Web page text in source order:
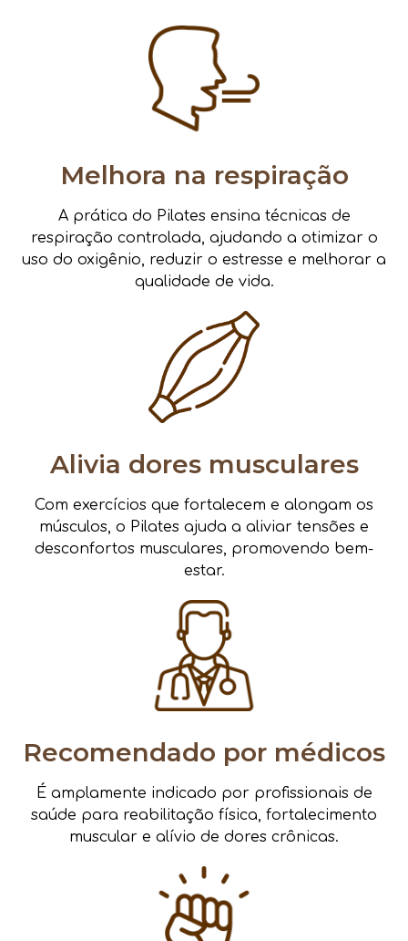
Melhora na respiração
A prática do Pilates ensina técnicas de
respiração controlada, ajudando a otimizar o
uso do oxigênio, reduzir o estresse e melhorar a
qualidade de vida.
Alivia dores musculares
Com exercícios que fortalecem e alongam os
músculos, o Pilates ajuda a aliviar tensões e
desconfortos musculares, promovendo bem-
estar.
Recomendado por médicos
É amplamente indicado por profissionais de
saúde para reabilitação física, fortalecimento
muscular e alívio de dores crônicas.